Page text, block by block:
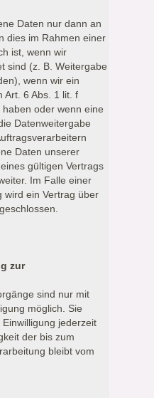
Daten nur dann an
dies im Rahmen einer
ist, wenn wir
sind (z. B. Weitergabe
wenn wir ein
Art. 6 Abs. 1 lit. f
haben oder wenn eine
Datenweitergabe
Daten unserer
gültigen Vertrags
Im Falle einer
wird ein Vertrag über
zur
sind nur mit
möglich. Sie
jederzeit
der bis zum
bleibt vom